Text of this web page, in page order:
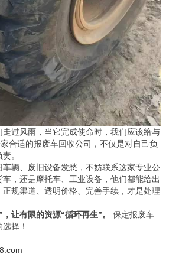
过风雨，当它完成使命时，我们应该给与
合适的报废车回收公司，不仅是对自己负
。
辆、废旧设备发愁，不妨联系这家专业公
，还是摩托车、工业设备，他们都能给出
规渠道、透明价格、完善手续，才是处理
让有限的资源“循环再生”。
保定报废车
择！